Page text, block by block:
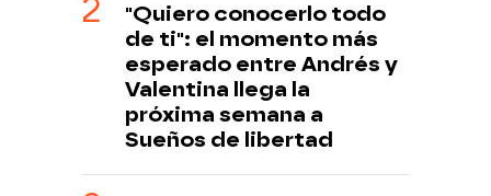
"Quiero conocerlo todo
de ti": el momento más
esperado entre Andrés y
Valentina llega la
próxima semana a
Sueños de libertad